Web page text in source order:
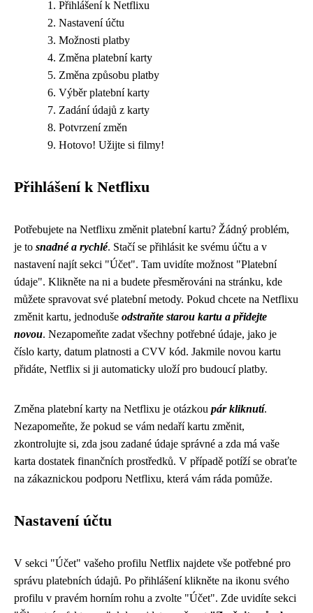
Přihlášení k Netflixu
Nastavení účtu
Možnosti platby
Změna platební karty
Změna způsobu platby
Výběr platební karty
Zadání údajů z karty
Potvrzení změn
Hotovo! Užijte si filmy!
Přihlášení k Netflixu
Potřebujete na Netflixu změnit platební kartu? Žádný problém,
je to snadné a rychlé. Stačí se přihlásit ke svému účtu a v
nastavení najít sekci "Účet". Tam uvidíte možnost "Platební
údaje". Klikněte na ni a budete přesměrováni na stránku, kde
můžete spravovat své platební metody. Pokud chcete na Netflixu
změnit kartu, jednoduše odstraňte starou kartu a přidejte
novou. Nezapomeňte zadat všechny potřebné údaje, jako je
číslo karty, datum platnosti a CVV kód. Jakmile novou kartu
přidáte, Netflix si ji automaticky uloží pro budoucí platby.
Změna platební karty na Netflixu je otázkou pár kliknutí.
Nezapomeňte, že pokud se vám nedaří kartu změnit,
zkontrolujte si, zda jsou zadané údaje správné a zda má vaše
karta dostatek finančních prostředků. V případě potíží se obraťte
na zákaznickou podporu Netflixu, která vám ráda pomůže.
Nastavení účtu
V sekci "Účet" vašeho profilu Netflix najdete vše potřebné pro
správu platebních údajů. Po přihlášení klikněte na ikonu svého
profilu v pravém horním rohu a zvolte "Účet". Zde uvidíte sekci